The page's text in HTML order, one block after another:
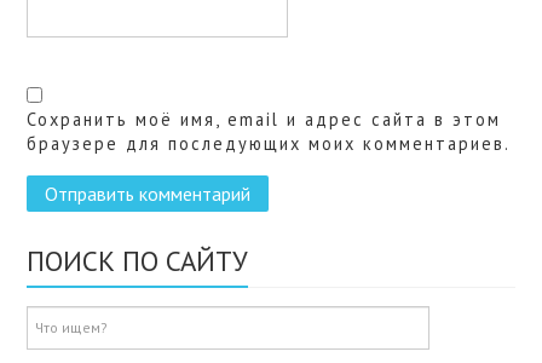
Сохранить моё имя, email и адрес сайта в этом
браузере для последующих моих комментариев.
ПОИСК ПО САЙТУ